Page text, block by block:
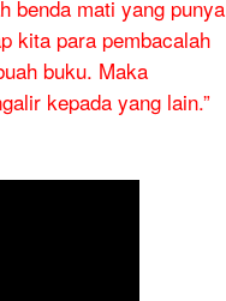
benda mati yang punya
kita para pembacalah
buku. Maka
kepada yang lain.”